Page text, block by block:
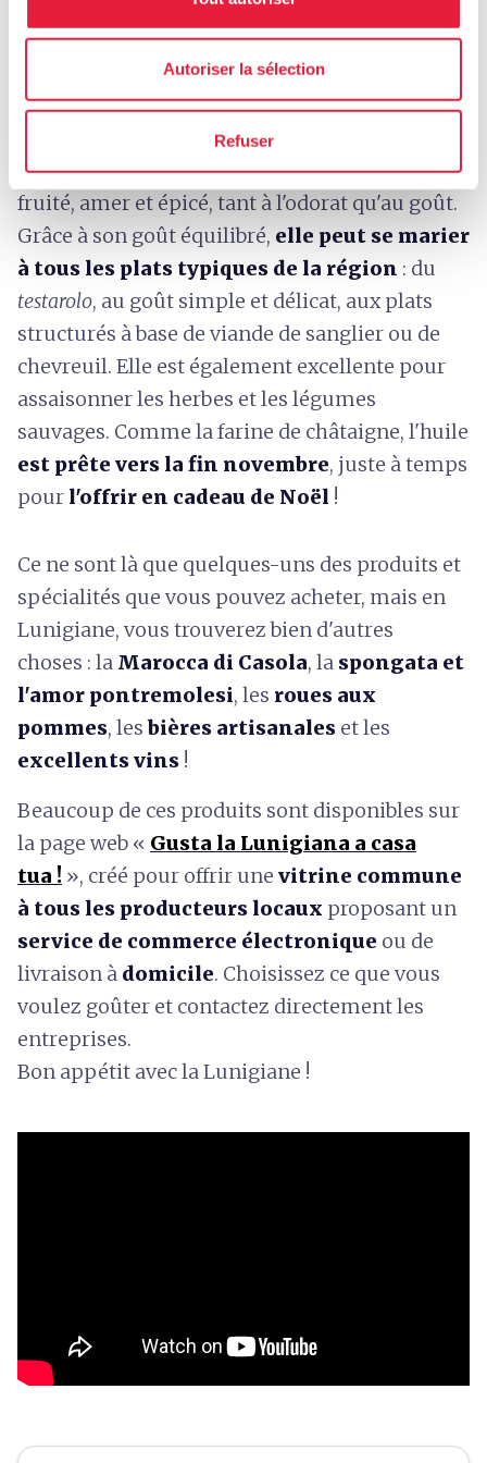
Autoriser la sélection
Refuser
caractéristiques particulières, bénéficie
également du sous-label« colline della
. En effet, bien que la variété des
plantes soit typiquement toscane, notamment
leccino, la qualité du sol et le
microclimat en font un produit moyennement
fruité, amer et épicé, tant à l'odorat qu'au goût.
Grâce à son goût équilibré, elle peut se marier
à tous les plats typiques de la région : du
testarolo, au goût simple et délicat, aux plats
structurés à base de viande de sanglier ou de
chevreuil. Elle est également excellente pour
assaisonner les herbes et les légumes
sauvages. Comme la farine de châtaigne, l'huile
est prête vers la fin novembre, juste à temps
pourl'offrir en cadeau de Noël !
Ce ne sont là que quelques-uns des produits et
spécialités que vous pouvez acheter, mais en
Lunigiane, vous trouverez bien d'autres
choses : la Marocca di Casola, la spongata et
l'amor pontremolesi, les roues aux
pommes, lesbières artisanales et les
excellents vins !
Beaucoup de ces produits sont disponibles sur
la page web « Gusta la Lunigiana a casa
tua ! », créé pour offrir une vitrine commune
à tous les producteurs locaux proposant un
service de commerce électronique ou de
livraison à domicile. Choisissez ce que vous
voulez goûter et contactez directement les
entreprises.
Bon appétit avec la Lunigiane !